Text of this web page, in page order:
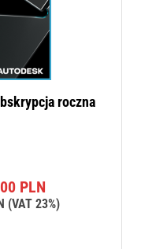
roczna
PLN
(VAT 23%)